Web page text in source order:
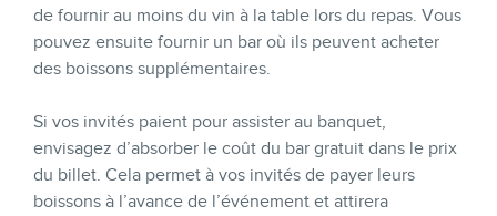
de fournir au moins du vin à la table lors du repas. Vous
pouvez ensuite fournir un bar où ils peuvent acheter
des boissons supplémentaires.
Si vos invités paient pour assister au banquet,
envisagez d’absorber le coût du bar gratuit dans le prix
du billet. Cela permet à vos invités de payer leurs
boissons à l’avance de l’événement et attirera